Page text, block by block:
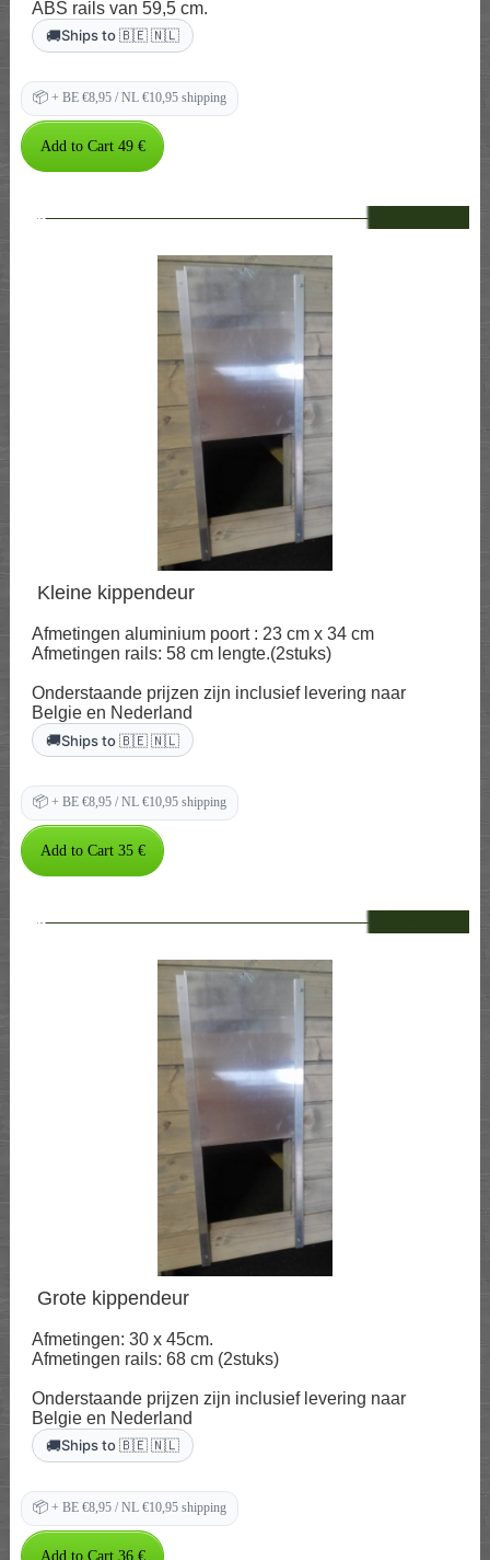
ABS rails van 59,5 cm.
🚚Ships to 🇧🇪 🇳🇱
📦 + BE €8,95 / NL €10,95 shipping
--
Kleine kippendeur
Afmetingen aluminium poort : 23 cm x 34 cm
Afmetingen rails: 58 cm lengte.(2stuks)
Onderstaande prijzen zijn inclusief levering naar
Belgie en Nederland
🚚Ships to 🇧🇪 🇳🇱
📦 + BE €8,95 / NL €10,95 shipping
--
Grote kippendeur
Afmetingen: 30 x 45cm.
Afmetingen rails: 68 cm (2stuks)
Onderstaande prijzen zijn inclusief levering naar
Belgie en Nederland
🚚Ships to 🇧🇪 🇳🇱
📦 + BE €8,95 / NL €10,95 shipping